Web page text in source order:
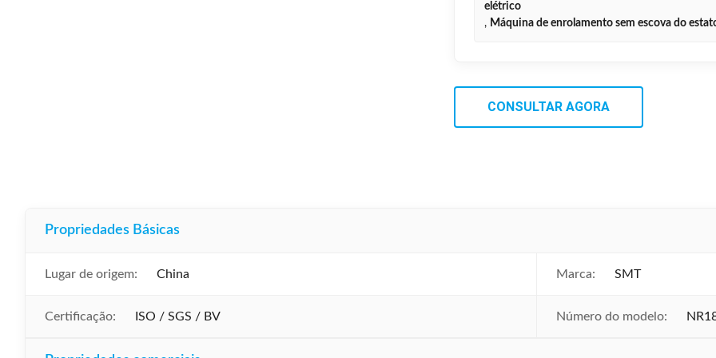
elétrico
, Máquina de enrolamento sem escova do
CONSULTAR AGORA
Propriedades Básicas
Lugar de origem: China Marca: SMT
Certificação: ISO / SGS / BV Número do modelo: